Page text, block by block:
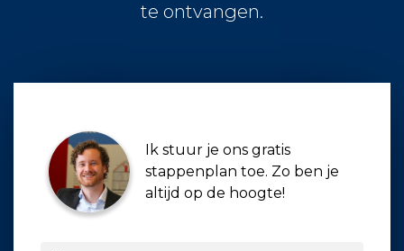
te ontvangen.
Ik stuur je ons gratis
stappenplan toe. Zo ben je
altijd op de hoogte!